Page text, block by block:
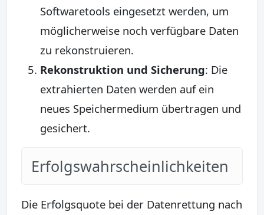
Softwaretools eingesetzt werden, um
möglicherweise noch verfügbare Daten
zu rekonstruieren.
Rekonstruktion und Sicherung: Die
extrahierten Daten werden auf ein
neues Speichermedium übertragen und
gesichert.
Erfolgswahrscheinlichkeiten
Die Erfolgsquote bei der Datenrettung nach